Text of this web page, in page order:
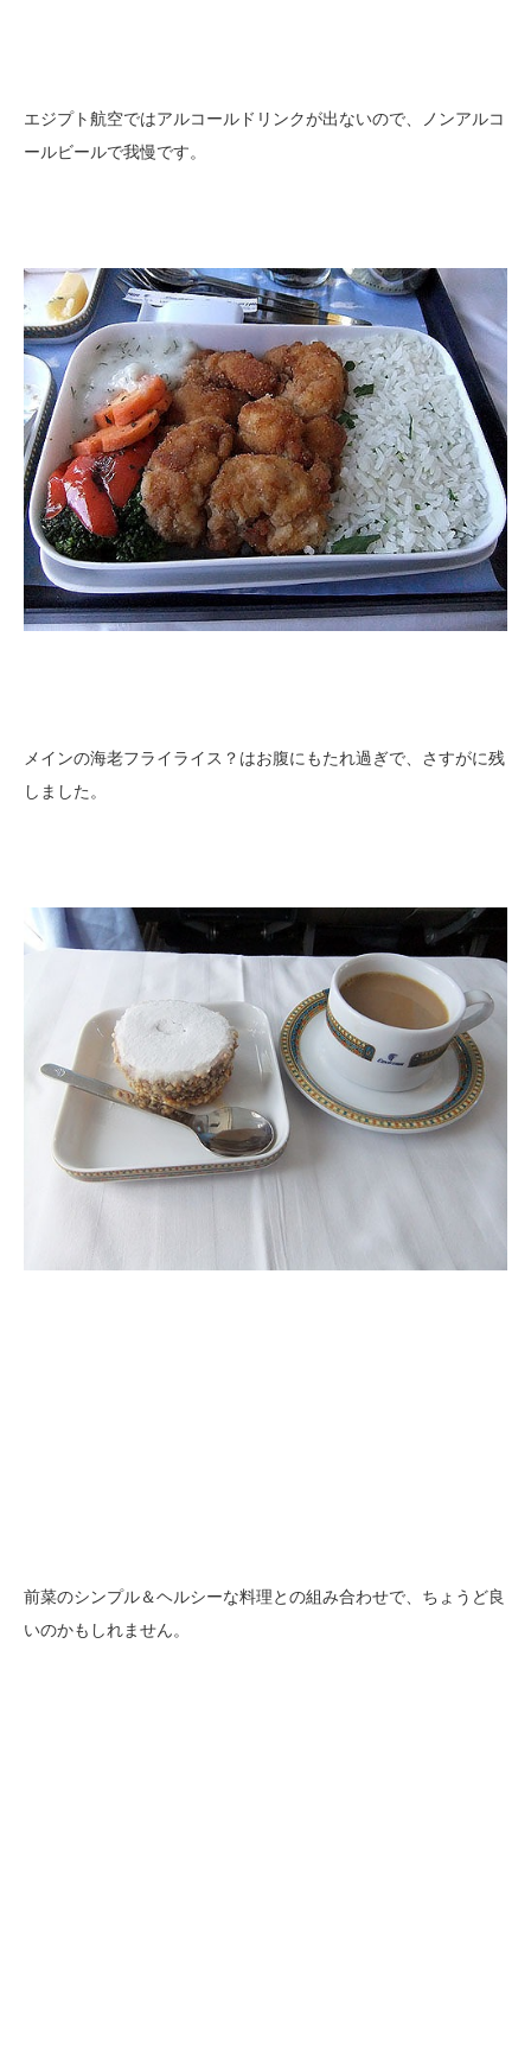
エジプト航空ではアルコールドリンクが出ないので、ノンアルコ
ールビールで我慢です。
メインの海老フライライス？はお腹にもたれ過ぎで、さすがに残
しました。
前菜のシンプル＆ヘルシーな料理との組み合わせで、ちょうど良
いのかもしれません。